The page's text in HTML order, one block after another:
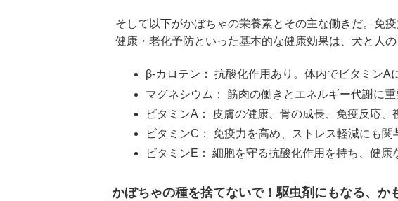
そして以下がかぼちゃの栄養素とその主な働きだ。免
健康・老化予防といった基本的な健康効果は、犬と人の
β-カロテン： 抗酸化作用あり。体内でビタミンA
マグネシウム： 筋肉の働きとエネルギー代謝に重
ビタミンA： 皮膚の健康、骨の成長、免疫反応、
ビタミンC： 免疫力を高め、ストレス軽減にも関
ビタミンE： 細胞を守る抗酸化作用を持ち、健康
かぼちゃの種を捨てないで！駆虫剤にもなる、か